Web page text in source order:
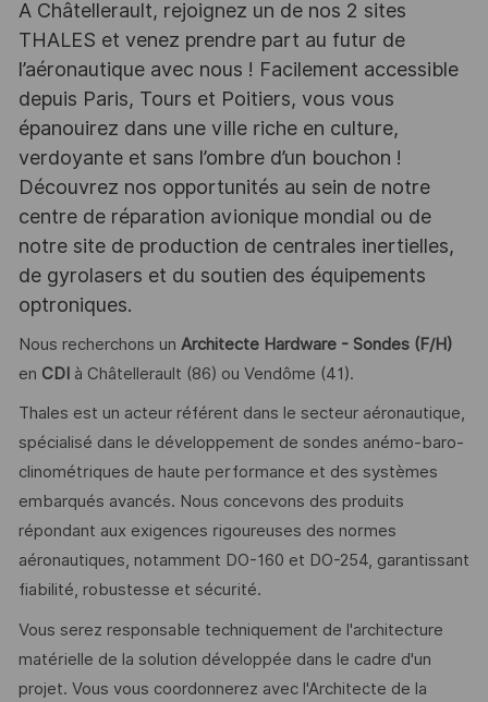
A Châtellerault, rejoignez un de nos 2 sites
THALES et venez prendre part au futur de
l’aéronautique avec nous ! Facilement accessible
depuis Paris, Tours et Poitiers, vous vous
épanouirez dans une ville riche en culture,
verdoyante et sans l’ombre d’un bouchon !
Découvrez nos opportunités au sein de notre
centre de réparation avionique mondial ou de
notre site de production de centrales inertielles,
de gyrolasers et du soutien des équipements
optroniques.
Nous recherchons un Architecte Hardware - Sondes (F/H)
en CDIà Châtellerault (86) ou Vendôme (41).
Thales est un acteur référent dans le secteur aéronautique,
spécialisé dans le développement de sondes anémo-baro-
clinométriques de haute performance et des systèmes
embarqués avancés. Nous concevons des produits
répondant aux exigences rigoureuses des normes
aéronautiques, notamment DO-160 et DO-254, garantissant
fiabilité, robustesse et sécurité.
Vous serez responsable techniquement de l'architecture
matérielle de la solution développée dans le cadre d'un
projet. Vous vous coordonnerez avec l'Architecte de la